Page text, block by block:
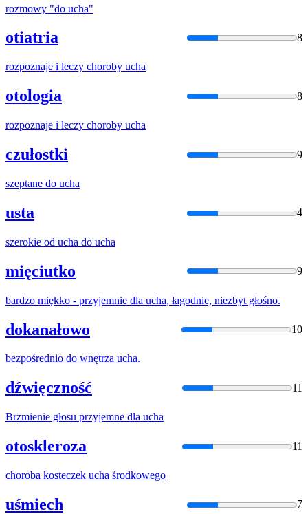
rozmowy "do ucha"
otiatria 8
rozpoznaje i leczy choroby ucha
otologia 8
rozpoznaje i leczy choroby ucha
czułostki 9
szeptane do ucha
usta 4
szerokie od ucha do ucha
mięciutko 9
bardzo miękko - przyjemnie dla ucha, łagodnie, niezbyt głośno.
dokanałowo 10
bezpośrednio do wnętrza ucha.
dźwięczność 11
Brzmienie głosu przyjemne dla ucha
otoskleroza 11
choroba kosteczek ucha środkowego
uśmiech 7